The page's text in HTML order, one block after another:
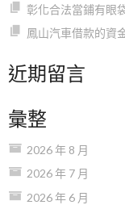
彰化合法當鋪有眼
鳳山汽車借款的資
近期留言
彙整
2026 年 8 月
2026 年 7 月
2026 年 6 月